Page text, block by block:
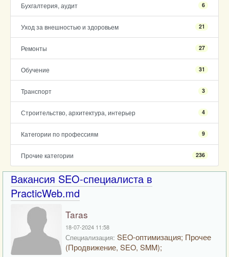
Бухгалтерия, аудит 6
Уход за внешностью и здоровьем 21
Ремонты 27
Обучение 31
Транспорт 3
Строительство, архитектура, интерьер 4
Категории по профессиям 9
Прочие категории 236
Вакансия SEO-специалиста в
PracticWeb.md
Taras
18-07-2024 11:58
Специализация: SEO-оптимизация; Прочее
(Продвижение, SEO, SMM);